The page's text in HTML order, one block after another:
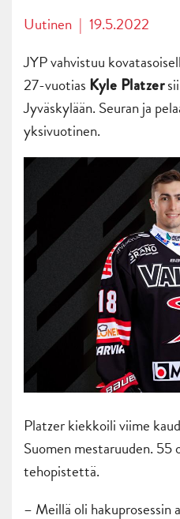
Uutinen | 19.5.2022
JYP vahvistuu
27-vuotias Kyle Platzer
Jyväskylään. Seuran ja
yksivuotinen.
Platzer kiekkoili viime
Suomen mestaruuden.
tehopistettä.
– Meillä oli hakuprosessin